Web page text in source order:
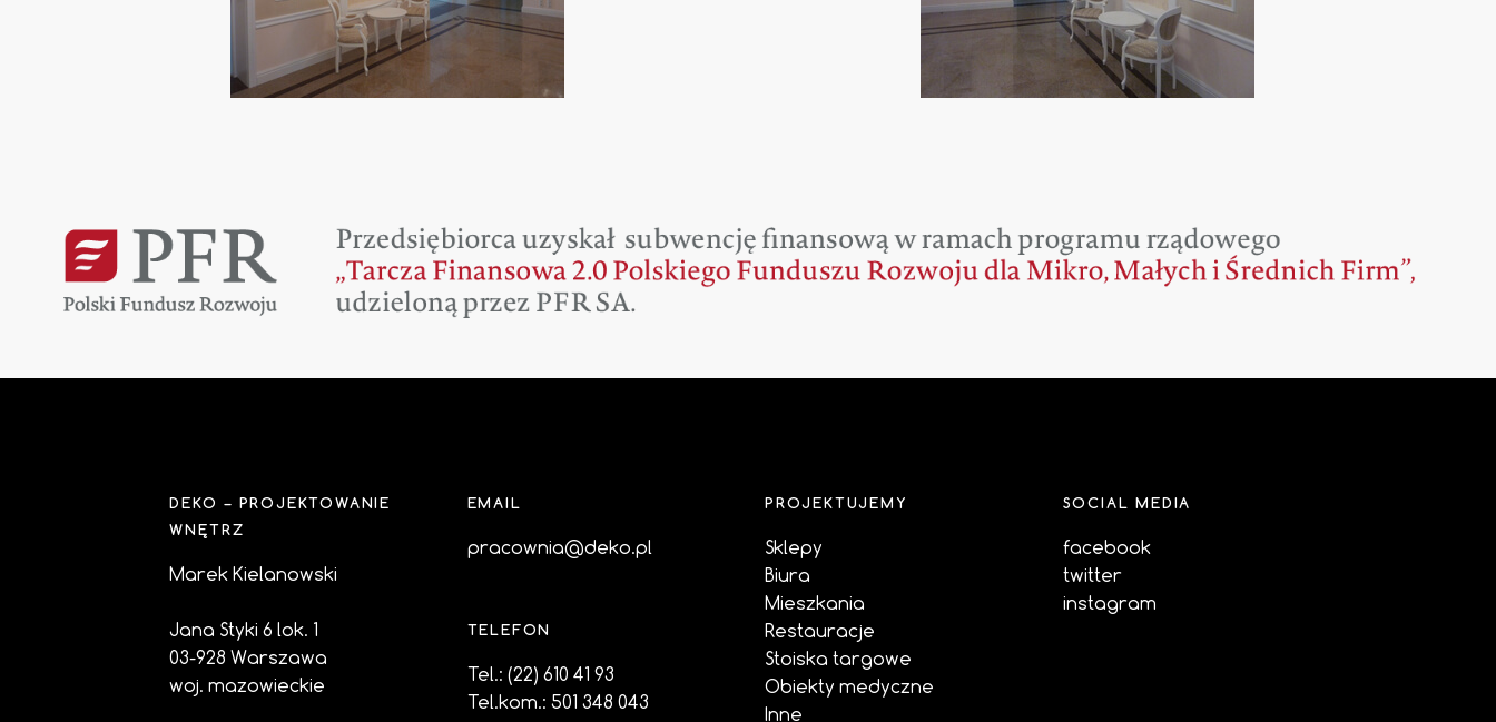
DEKO – PROJEKTOWANIE
WNĘTRZ
Marek Kielanowski
Jana Styki 6 lok. 1
03-928 Warszawa
woj. mazowieckie
EMAIL
pracownia@deko.pl
TELEFON
Tel.: (22) 610 41 93
Tel.kom.: 501 348 043
PROJEKTUJEMY
Sklepy
Biura
Mieszkania
Restauracje
Stoiska targowe
Obiekty medyczne
Inne
SOCIAL MEDIA
facebook
twitter
instagram